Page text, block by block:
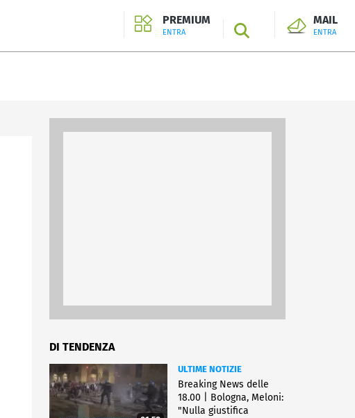
PREMIUM
ENTRA SEARCH
MAIL
ENTRA
DI TENDENZA
ULTIME NOTIZIE
Breaking News delle
18.00 | Bologna, Meloni:
"Nulla giustifica